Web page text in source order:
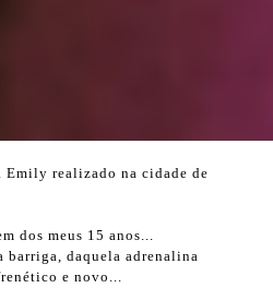
Emily realizado na cidade de
dos meus 15 anos...
barriga, daquela adrenalina
e novo...